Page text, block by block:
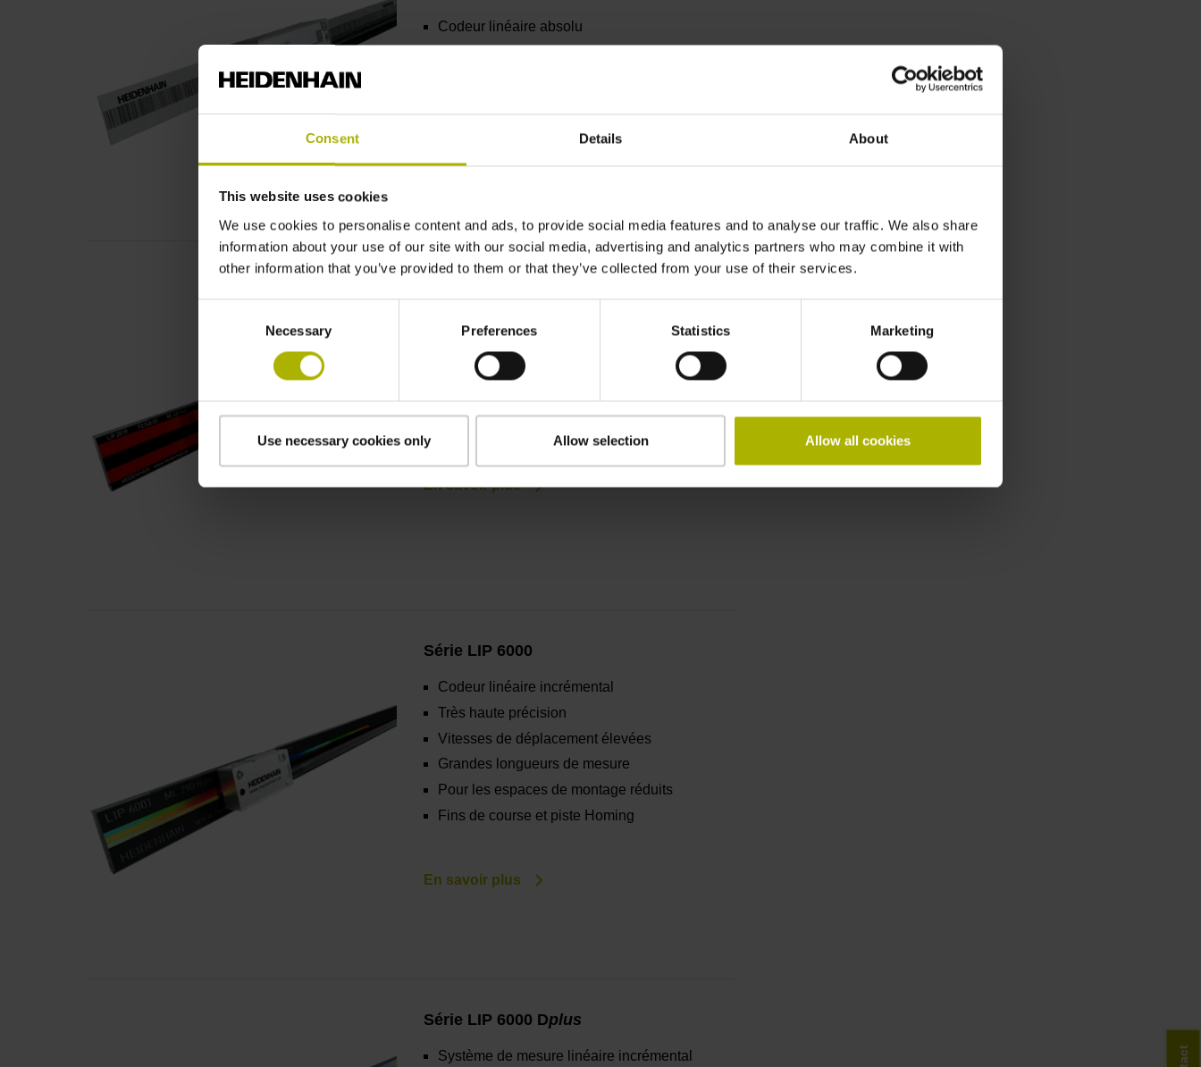
Consent Details About
This website uses cookies
We use cookies to personalise content and ads, to provide social media features and to analyse our traffic. We also share
information about your use of our site with our social media, advertising and analytics partners who may combine it with
other information that you’ve provided to them or that they’ve collected from your use of their services.
Necessary Preferences Statistics Marketing
Use necessary cookies only Allow selection Allow all cookies
Codeur linéaire absolu
Très petite période de signal
Grandes longueurs de mesure
En savoir plus
Série LIP 6000
Codeur linéaire incrémental
Très haute précision
Vitesses de déplacement élevées
Grandes longueurs de mesure
Pour les espaces de montage réduits
Fins de course et piste Homing
En savoir plus
Série LIP 6000 Dplus
Système de mesure linéaire incrémental